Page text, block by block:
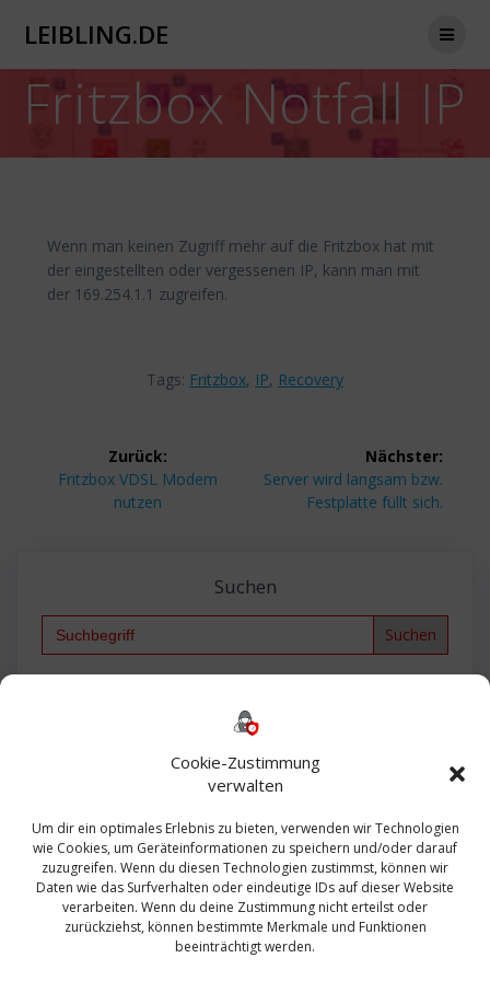
Cookie-Zustimmung
verwalten
Um dir ein optimales Erlebnis zu bieten, verwenden wir Technologien
wie Cookies, um Geräteinformationen zu speichern und/oder darauf
zuzugreifen. Wenn du diesen Technologien zustimmst, können wir
Daten wie das Surfverhalten oder eindeutige IDs auf dieser Website
verarbeiten. Wenn du deine Zustimmung nicht erteilst oder
zurückziehst, können bestimmte Merkmale und Funktionen
beeinträchtigt werden.
LEIBLING.DE
Fritzbox Notfall IP
Wenn man keinen Zugriff mehr auf die Fritzbox hat mit
der eingestellten oder vergessenen IP, kann man mit
der 169.254.1.1 zugreifen.
Tags: Fritzbox, IP, Recovery
Beitragsnavigation
Zurück:
Vorheriger
Fritzbox VDSL Modem
nutzen
Nächster:
Nächster
Beitrag:
Server wird langsam bzw.
Festplatte füllt sich.
Suchen
Search
Bautagebuch
Exchange firewall Fritzbox
Microsoft
Sanierung SBS Security Server Sicherheit
Sicherung SIEM Sophos SSL Ubuntu
Update Upgrade UTM VCenter VCSA Veeam
VMWare VPN WAZUH Windows
Zertifikat